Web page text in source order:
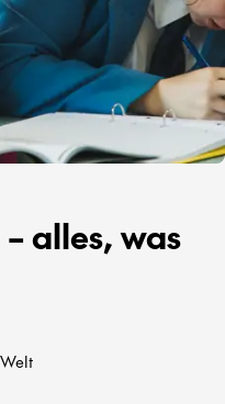
alles, was